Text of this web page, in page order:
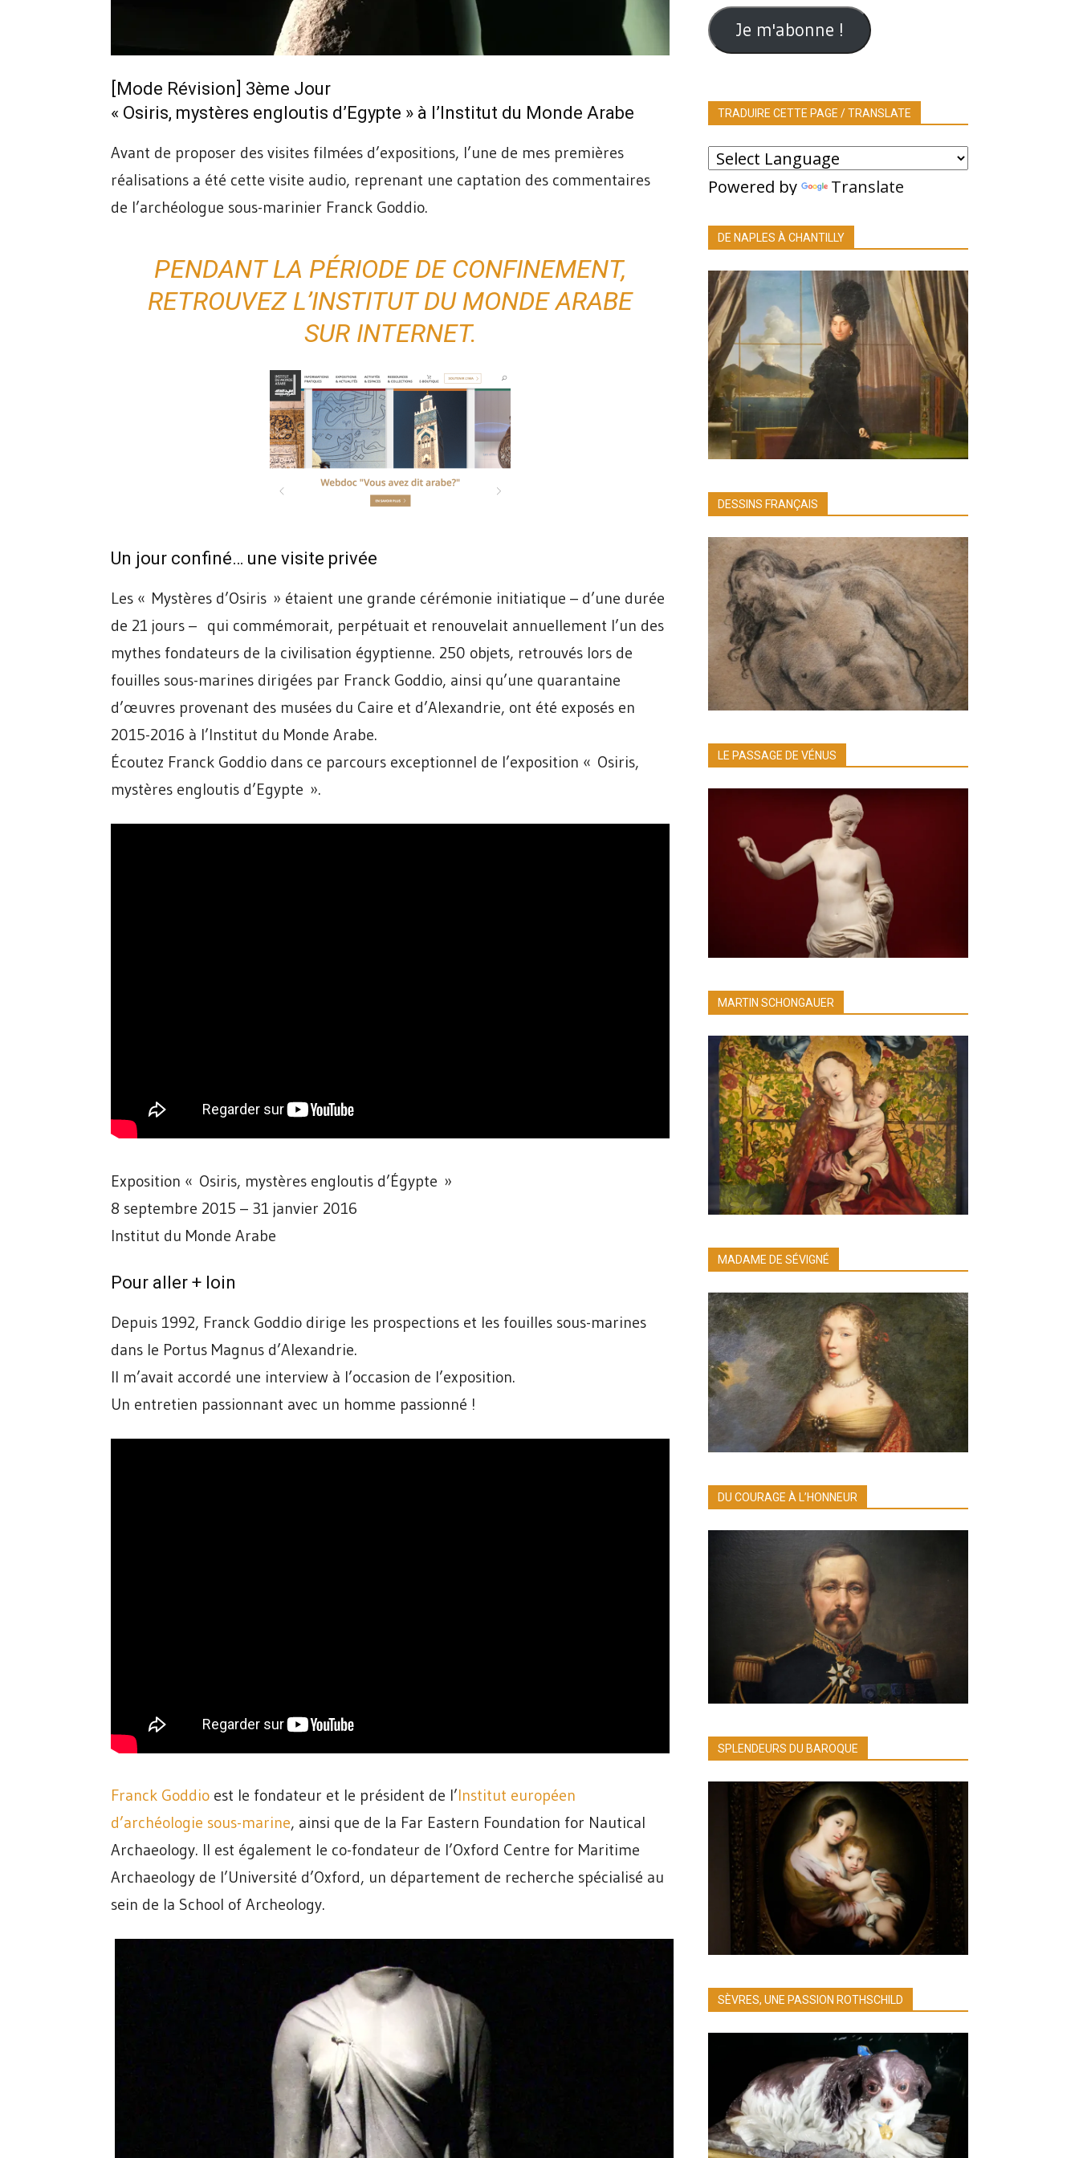
[Mode Révision] 3ème Jour
« Osiris, mystères engloutis d’Egypte » à l’Institut du Monde Arabe
Avant de proposer des visites filmées d’expositions, l’une de mes premières
réalisations a été cette visite audio, reprenant une captation des commentaires
de l’archéologue sous-marinier Franck Goddio.
PENDANT LA PÉRIODE DE CONFINEMENT,
RETROUVEZ L’INSTITUT DU MONDE ARABE
SUR INTERNET.
Un jour confiné… une visite privée
Les « Mystères d’Osiris » étaient une grande cérémonie initiatique – d’une durée
de 21 jours – qui commémorait, perpétuait et renouvelait annuellement l’un des
mythes fondateurs de la civilisation égyptienne. 250 objets, retrouvés lors de
fouilles sous-marines dirigées par Franck Goddio, ainsi qu’une quarantaine
d’œuvres provenant des musées du Caire et d’Alexandrie, ont été exposés en
2015-2016 à l’Institut du Monde Arabe.
Écoutez Franck Goddio dans ce parcours exceptionnel de l’exposition « Osiris,
mystères engloutis d’Egypte ».
Exposition « Osiris, mystères engloutis d’Égypte »
8 septembre 2015 – 31 janvier 2016
Institut du Monde Arabe
Pour aller + loin
Depuis 1992, Franck Goddio dirige les prospections et les fouilles sous-marines
dans le Portus Magnus d’Alexandrie.
Il m’avait accordé une interview à l’occasion de l’exposition.
Un entretien passionnant avec un homme passionné !
Franck Goddio est le fondateur et le président de l’Institut européen
d’archéologie sous-marine, ainsi que de la Far Eastern Foundation for Nautical
Archaeology. Il est également le co-fondateur de l’Oxford Centre for Maritime
Archaeology de l’Université d’Oxford, un département de recherche spécialisé au
sein de la School of Archeology.
Je m'abonne !
TRADUIRE CETTE PAGE / TRANSLATE
Powered by Translate
DE NAPLES À CHANTILLY
DESSINS FRANÇAIS
LE PASSAGE DE VÉNUS
MARTIN SCHONGAUER
MADAME DE SÉVIGNÉ
DU COURAGE À L’HONNEUR
SPLENDEURS DU BAROQUE
SÈVRES, UNE PASSION ROTHSCHILD